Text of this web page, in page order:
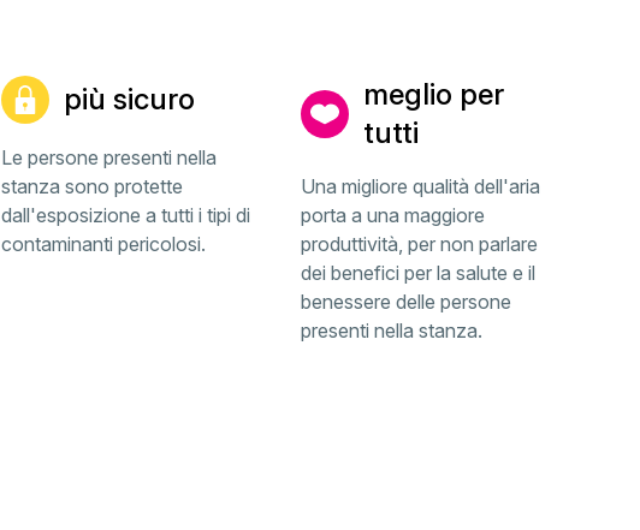
più sicuro
Le persone presenti nella
stanza sono protette
dall'esposizione a tutti i tipi di
contaminanti pericolosi.
meglio per
tutti
Una migliore qualità dell'aria
porta a una maggiore
produttività, per non parlare
dei benefici per la salute e il
benessere delle persone
presenti nella stanza.